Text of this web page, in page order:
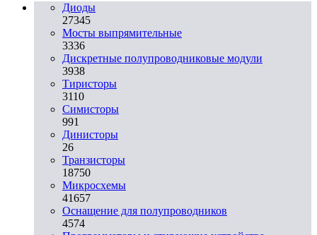
Диоды
27345
Мосты выпрямительные
3336
Дискретные полупроводниковые модули
3938
Тиристоры
3110
Симисторы
991
Динисторы
26
Транзисторы
18750
Микросхемы
41657
Оснащение для полупроводников
4574